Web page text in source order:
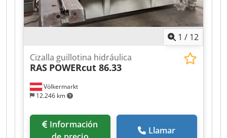
alto x profundidad): 3050 x 1330 x 2260 mm -
Peso: 3300 kg
1 / 12
Völkermarkt
12.246 km
Cizalla guillotina hidráulica
RAS POWERcut 86.33
Llamar